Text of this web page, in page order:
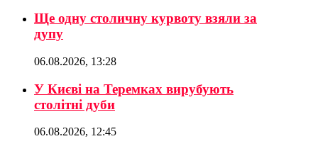
Ще одну столичну курвоту взяли за
дупу
06.08.2026, 13:28
У Києві на Теремках вирубують
столітні дуби
06.08.2026, 12:45